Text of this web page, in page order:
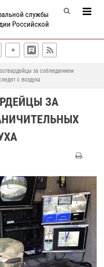
службы
Российской
за соблюдением
с воздуха
ЗА